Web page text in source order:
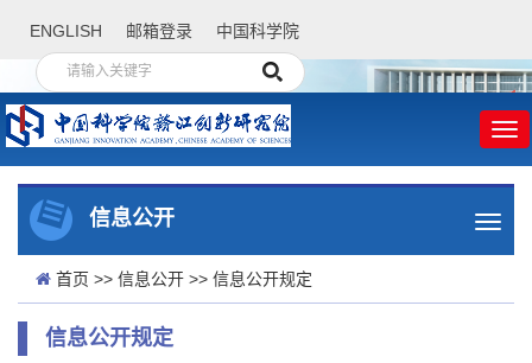
ENGLISH 邮箱登录 中国科学院
信息公开
首页 >> 信息公开 >> 信息公开规定
信息公开规定